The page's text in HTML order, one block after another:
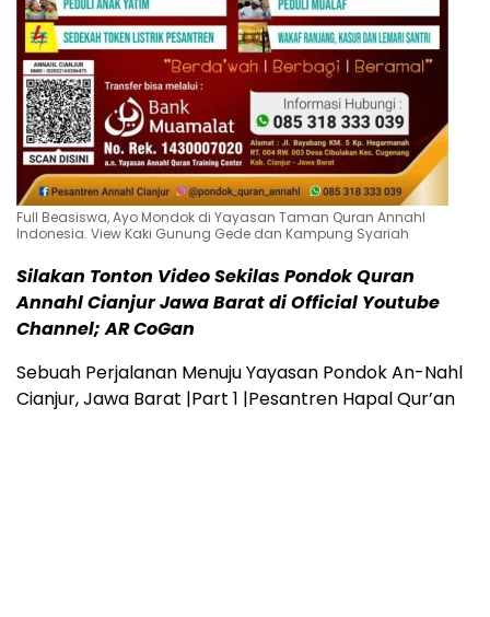
Full Beasiswa, Ayo Mondok di Yayasan Taman Quran Annahl
Indonesia. View Kaki Gunung Gede dan Kampung Syariah
Silakan Tonton Video Sekilas Pondok Quran
Annahl Cianjur Jawa Barat di Official Youtube
Channel; AR CoGan
Sebuah Perjalanan Menuju Yayasan Pondok An-Nahl
Cianjur, Jawa Barat |Part 1 |Pesantren Hapal Qur’an